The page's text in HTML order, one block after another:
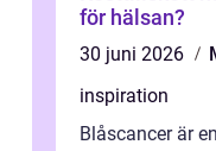
för hälsan?
30 juni 2026
inspiration
Blåscancer är